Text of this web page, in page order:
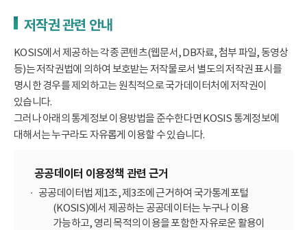
저작권 관련 안내
KOSIS에서 제공하는 각종 콘텐츠(웹문서, DB자료, 첨부 파일, 동영상
등)는 저작권법에 의하여 보호받는 저작물로서 별도의 저작권 표시를
명시한 경우를 제외하고는 원칙적으로 국가데이터처에 저작권이
있습니다.
그러나 아래의 통계정보 이용방법을 준수한다면 KOSIS 통계정보에
대해서는 누구라도 자유롭게 이용할 수 있습니다.
공공데이터 이용정책 관련 근거
공공데이터법 제1조, 제3조에 근거하여 국가통계포털
(KOSIS)에서 제공하는 공공데이터는 누구나 이용
가능하고, 영리 목적의 이용을 포함한 자유로운 활용이